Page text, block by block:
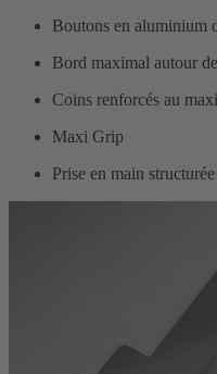
Boutons en aluminium
Bord maximal autour
Coins renforcés au
Maxi Grip
Prise en main structurée